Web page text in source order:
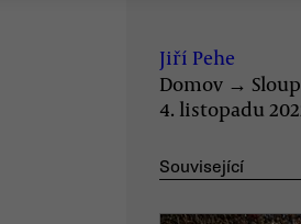
Jiří Pehe
Domov →
4. listopadu
Související